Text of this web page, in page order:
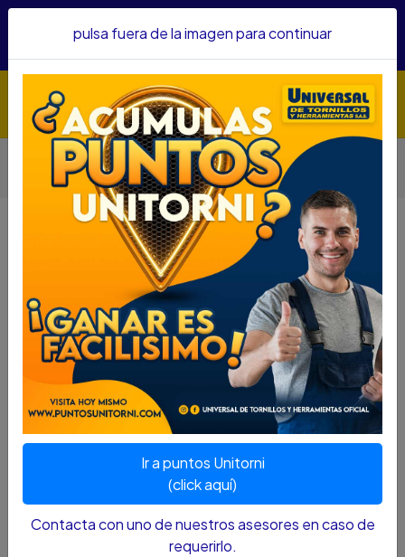
confianza&nbsp;Recibe un KIT PARRILLERO por compras
Herramientas
Accesorios Para Herramientas
PROMO E-COMERCE JGO PUNTAS BOSCH DESTONILLADOR X
25 PZAS
PROMO E-COMERCE JGO PUNTAS
BOSCH DESTONILLADOR X 25 PZAS
PROMO E-COMERCE JGO PUNTAS BOSCH
DESTONILLADOR X 25 PZAS
SKU....64055081
Ancho8.3 cmLargo15.1 cm
pulsa fuera de la imagen para continuar
Ir a puntos Unitorni
(click aquí)
Contacta con uno de nuestros asesores en caso de
requerirlo.